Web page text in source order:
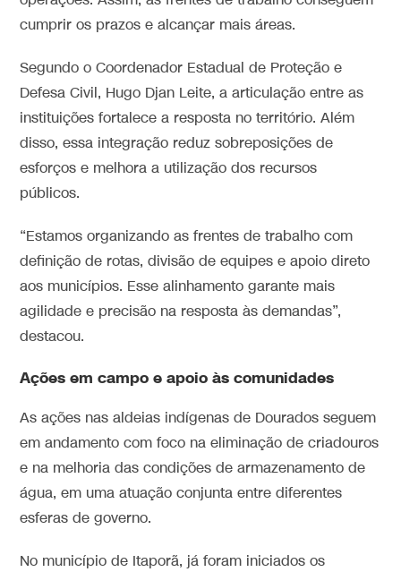
cumprir os prazos e alcançar mais áreas.
Segundo o Coordenador Estadual de Proteção e
Defesa Civil, Hugo Djan Leite, a articulação entre as
instituições fortalece a resposta no território. Além
disso, essa integração reduz sobreposições de
esforços e melhora a utilização dos recursos
públicos.
“Estamos organizando as frentes de trabalho com
definição de rotas, divisão de equipes e apoio direto
aos municípios. Esse alinhamento garante mais
agilidade e precisão na resposta às demandas”,
destacou.
Ações em campo e apoio às comunidades
As ações nas aldeias indígenas de Dourados seguem
em andamento com foco na eliminação de criadouros
e na melhoria das condições de armazenamento de
água, em uma atuação conjunta entre diferentes
esferas de governo.
No município de Itaporã, já foram iniciados os